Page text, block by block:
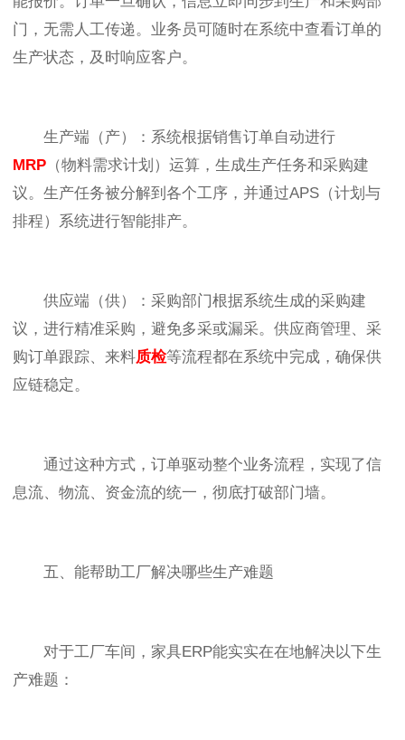
门，无需人工传递。业务员可随时在系统中查看订单的
生产状态，及时响应客户。
生产端（产）：系统根据销售订单自动进行
MRP （物料需求计划）运算，生成生产任务和采购建
议。生产任务被分解到各个工序，并通过APS（计划与
排程）系统进行智能排产。
供应端（供）：采购部门根据系统生成的采购建
议，进行精准采购，避免多采或漏采。供应商管理、采
购订单跟踪、来料质检等流程都在系统中完成，确保供
应链稳定。
通过这种方式，订单驱动整个业务流程，实现了信
息流、物流、资金流的统一，彻底打破部门墙。
五、能帮助工厂解决哪些生产难题
对于工厂车间，家具ERP能实实在在地解决以下生
产难题：